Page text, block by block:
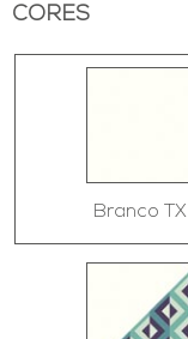
CORES
Branco TX